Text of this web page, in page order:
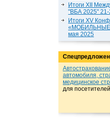
Итоги XII
"ВБА 2025" 21-
Итоги XV
«МОБИЛЬНЫЕ
мая 2025
автомобиля,
медицинское
для